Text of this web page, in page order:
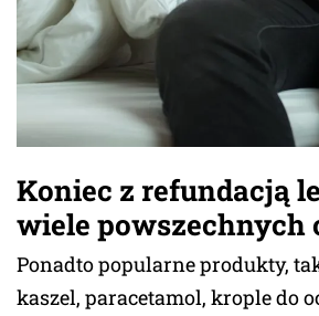
Koniec z refundacją
wiele powszechnych
Ponadto popularne produkty,
kaszel, paracetamol, krople do